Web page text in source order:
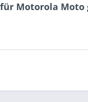
Motorola Moto